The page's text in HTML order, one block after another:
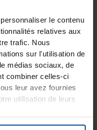
le contenu
relatives aux
trafic. Nous
sur l'utilisation de
médias sociaux, de
combiner celles-ci
leur avez fournies
utilisation de leurs
anche questo in
ed il cipollotto ( se
una capiente ciotola
cetriolo ed il kiwi a
il trito di erbe e
di oliva ed il succo di
bene e servire.